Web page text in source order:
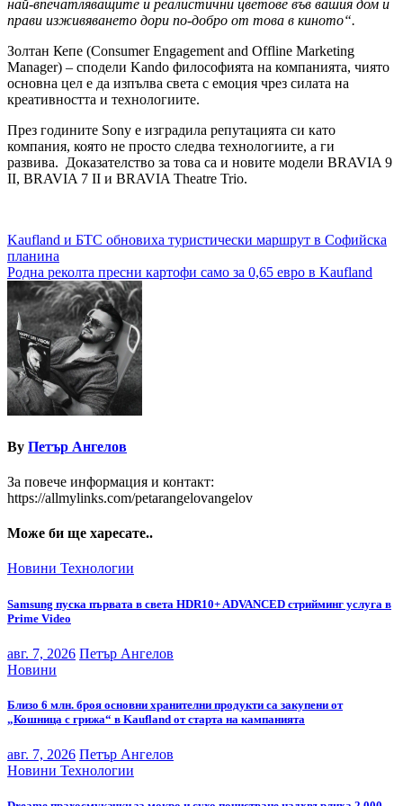
най-впечатляващите и реалистични цветове във вашия дом и
прави изживяването дори по-добро от това в киното“.
Золтан Кепе (Consumer Engagement and Offline Marketing
Manager) – сподели Kando философията на компанията, чиято
основна цел е да изпълва света с емоция чрез силата на
креативността и технологиите.
През годините Sony е изградила репутацията си като
компания, която не просто следва технологиите, а ги
развива. Доказателство за това са и новите модели BRAVIA 9
II, BRAVIA 7 II и BRAVIA Theatre Trio.
Навигация
Kaufland и БТС обновиха туристически маршрут в Софийска
планина
Родна реколта пресни картофи само за 0,65 евро в Kaufland
By Петър Ангелов
За повече информация и контакт:
https://allmylinks.com/petarangelovangelov
Може би ще харесате..
Новини Технологии
Samsung пуска първата в света HDR10+ ADVANCED стрийминг услуга в
Prime Video
авг. 7, 2026 Петър Ангелов
Новини
Близо 6 млн. броя основни хранителни продукти са закупени от
„Кошница с грижа“ в Kaufland от старта на кампанията
авг. 7, 2026 Петър Ангелов
Новини Технологии